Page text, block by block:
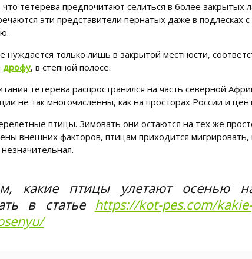
тетерева предпочитают селиться в более закрытых
эти представители пернатых даже в подлесках
нуждается только лишь в закрытой местности,
дрофу, в степной полосе.
тетерева распространился на часть северной
не так многочисленны, как на просторах России и
птицы. Зимовать они остаются на тех же
внешних факторов, птицам приходится мигрировать,
какие птицы улетают осенью
в статье https://kot-pes.com/
Интересные
собак
КОРМА
Основа здоровья
и